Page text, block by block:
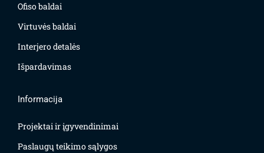
Ofiso baldai
Virtuvės baldai
Interjero detalės
Išpardavimas
Informacija
Projektai ir įgyvendinimai
Paslaugų teikimo sąlygos